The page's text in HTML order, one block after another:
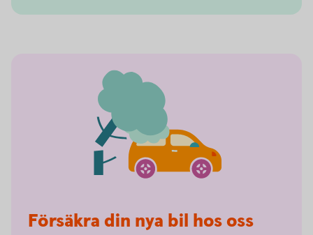
Försäkra din nya bil hos oss